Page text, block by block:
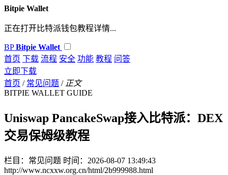
Bitpie Wallet
正在打开比特派钱包教程详情...
BP Bitpie Wallet
首页 下载 流程 安全 功能 教程 问答
立即下载
首页 / 常见问题 / 正文
BITPIE WALLET GUIDE
Uniswap PancakeSwap接入比特派：DEX
交易保姆级教程
栏目：常见问题 时间：2026-08-07 13:49:43
http://www.ncxxw.org.cn/html/2b999988.html